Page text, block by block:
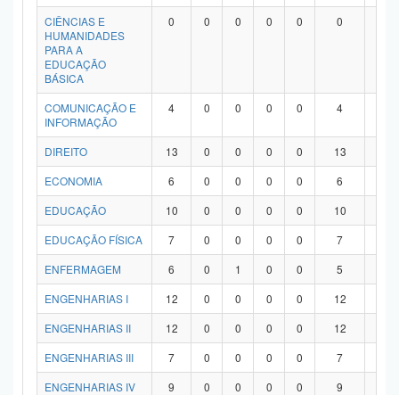
CIÊNCIAS E
HUMANIDADES
PARA A
EDUCAÇÃO
BÁSICA
0 0 0 0 0 0
COMUNICAÇÃO E
INFORMAÇÃO
4 0 0 0 0 4
DIREITO 13 0 0 0 0 13
ECONOMIA
6 0 0 0 0 6
EDUCAÇÃO
10 0 0 0 0 10
EDUCAÇÃO FÍSICA
7 0 0 0 0 7
ENFERMAGEM
6 0 1 0 0 5
ENGENHARIAS I
12 0 0 0 0 12
ENGENHARIAS II
12 0 0 0 0 12
ENGENHARIAS III
7 0 0 0 0 7
ENGENHARIAS IV
9 0 0 0 0 9